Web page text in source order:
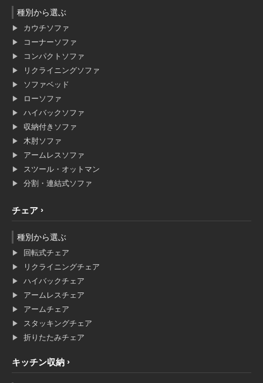
種別から選ぶ
カウチソファ
コーナーソファ
コンパクトソファ
リクライニングソファ
ソファベッド
ローソファ
ハイバックソファ
収納付きソファ
木肘ソファ
アームレスソファ
スツール・オットマン
分割・連結式ソファ
チェア
種別から選ぶ
回転式チェア
リクライニングチェア
ハイバックチェア
アームレスチェア
アームチェア
スタッキングチェア
折りたたみチェア
キッチン収納